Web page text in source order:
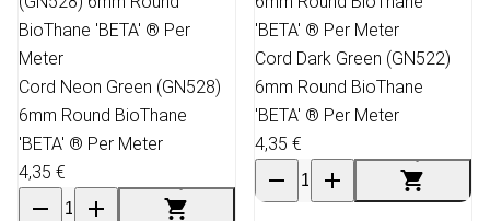
Cord Neon Green (GN528)
6mm Round BioThane
'BETA' ® Per Meter
4,35 €
Cord Dark Green (GN522)
6mm Round BioThane
'BETA' ® Per Meter
4,35 €